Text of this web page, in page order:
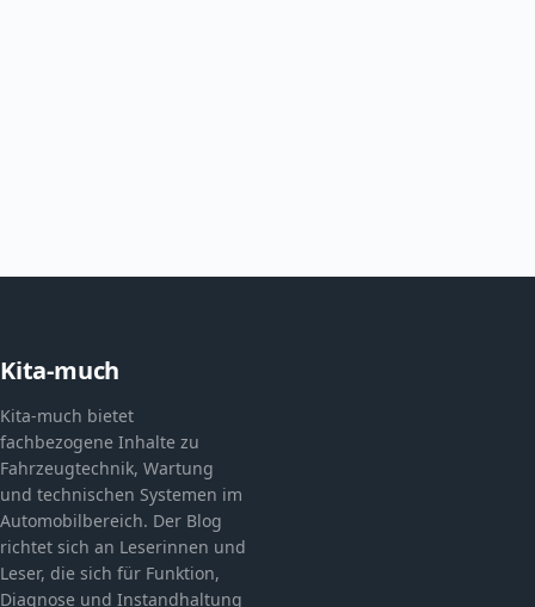
Kita-much
Kita-much bietet
fachbezogene Inhalte zu
Fahrzeugtechnik, Wartung
und technischen Systemen im
Automobilbereich. Der Blog
richtet sich an Leserinnen und
Leser, die sich für Funktion,
Diagnose und Instandhaltung